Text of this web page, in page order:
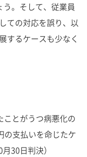
。そして、従業員
ての対応を誤り、以
するケースも少なく
とがうつ病悪化の
の支払いを命じたケ
30日判決）